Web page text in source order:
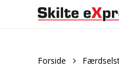
Forside